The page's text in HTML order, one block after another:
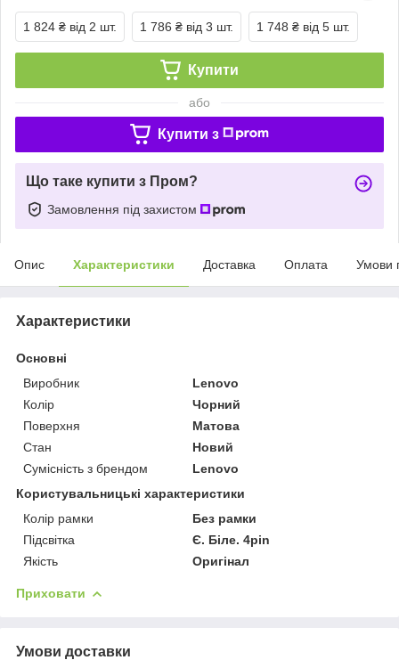
1 824 ₴ від 2 шт. 1 786 ₴ від 3 шт. 1 748 ₴ від 5 шт.
Купити
або
Купити з
Що таке купити з Пром?
Замовлення під захистом
Опис Характеристики Доставка Оплата Умови
Характеристики
Основні
Виробник
Lenovo
Колір
Чорний
Поверхня
Матова
Стан
Новий
Сумісність з брендом
Lenovo
Користувальницькі характеристики
Колір рамки
Без рамки
Підсвітка
Є. Білe. 4pin
Якість
Оригінал
Приховати
Умови доставки